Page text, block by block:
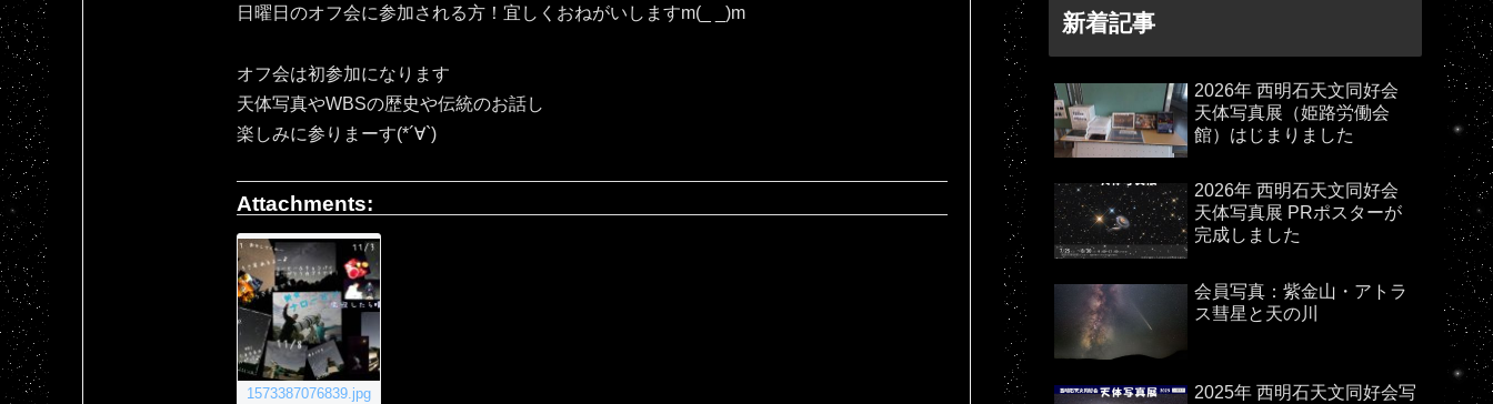
日曜日のオフ会に参加される方！宜しくおねがいしますm(_ _)m
オフ会は初参加になります
天体写真やWBSの歴史や伝統のお話し
楽しみに参りまーす(*´∀`)
Attachments:
1573387076839.jpg
新着記事
2026年 西明石天文同好会
天体写真展（姫路労働会
館）はじまりました
2026年 西明石天文同好会
天体写真展 PRポスターが
完成しました
会員写真：紫金山・アトラ
ス彗星と天の川
2025年 西明石天文同好会写